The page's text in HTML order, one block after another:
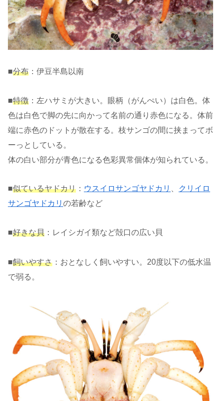
■分布 ：伊豆半島以南
■特徴 ：左ハサミが大きい。眼柄（がんぺい）は白色。体
色は白色で脚の先に向かって名前の通り赤色になる。体前
端に赤色のドットが散在する。枝サンゴの間に挟まってボ
ーっとしている。
体の白い部分が青色になる色彩異常個体が知られている。
■似ているヤドカリ ： ウスイロサンゴヤドカリ 、
クリイロ
サンゴヤドカリ の若齢など
■好きな貝 ：レイシガイ類など殻口の広い貝
■飼いやすさ ：おとなしく飼いやすい。20度以下の低水温
で弱る。